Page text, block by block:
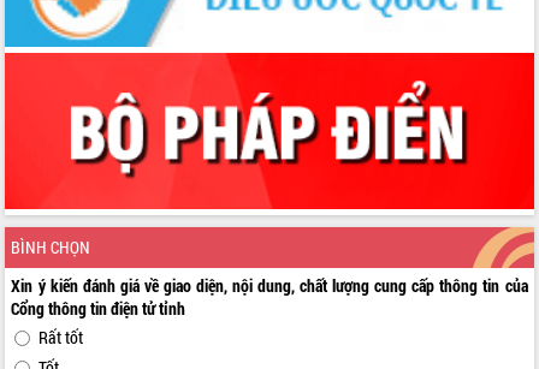
BÌNH CHỌN
Xin ý kiến đánh giá về giao diện, nội dung, chất lượng cung cấp thông tin của
Cổng thông tin điện tử tỉnh
Rất tốt